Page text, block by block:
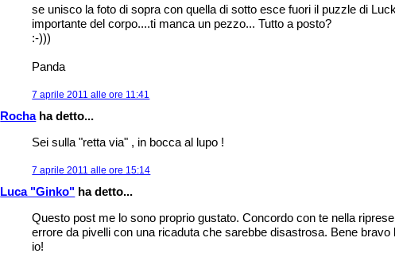
se unisco la foto di sopra con quella di sotto esce fuori il puzzle di
importante del corpo....ti manca un pezzo... Tutto a posto?
:-)))
Panda
7 aprile 2011 alle ore 11:41
Rochaha detto...
Sei sulla "retta via" , in bocca al lupo !
7 aprile 2011 alle ore 15:14
Luca "Ginko" ha detto...
Questo post me lo sono proprio gustato. Concordo con te nella
errore da pivelli con una ricaduta che sarebbe disastrosa. Bene
io!